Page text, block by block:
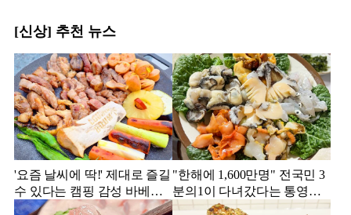
[신상] 추천 뉴스
'요즘 날씨에 딱!' 제대로 즐길
수 있다는 캠핑 감성 바베큐
맛집 4
"한해에 1,600만명" 전국민 3
분의1이 다녀갔다는 통영의
맛집